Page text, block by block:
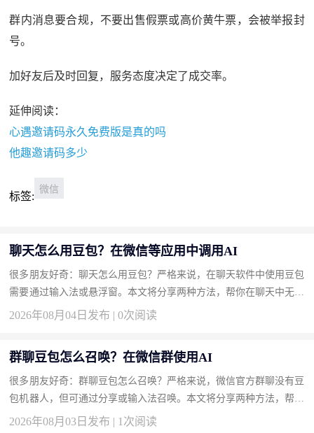
群内消息要合规，不要出售假票或高价黄牛票，会被举报封
号。
加好友后及时回复，服务态度决定了成交率。
延伸阅读：
心遇邀请码永久免费版是真的吗
他趣邀请码多少
标签:
微信
聊天怎么用豆包？在微信等应用中调用AI
很多朋友好奇：聊天怎么用豆包？严格来说，在聊天软件中使用豆包
需要通过输入法或悬浮窗。本文将分享两种方法，帮你在聊天中无缝
接入豆包。 方法一：安装豆包输入法实现边聊边AI（推荐） 输入...
2026年08月04日发布 | 0次阅读
群聊豆包怎么召唤？在微信群使用AI
很多朋友好奇：群聊豆包怎么召唤？严格来说，微信官方群聊没有豆
包机器人，但可通过分享或输入法召唤。本文将分享两种方法，帮你
轻松在群聊中显现豆包。 方法一：使用豆包输入法一键召唤回答
2026年08月03日发布 | 1次阅读